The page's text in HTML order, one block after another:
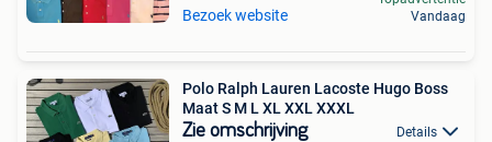
Bezoek website
Vandaag
Polo Ralph Lauren Lacoste Hugo Boss
Maat S M L XL XXL XXXL
Zie omschrijving Details